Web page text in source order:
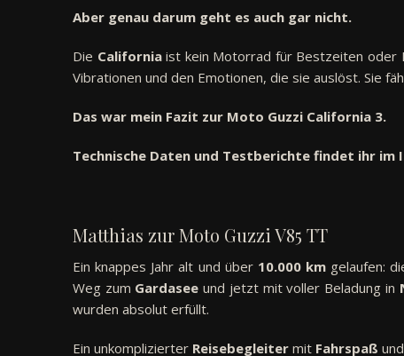
Aber genau darum geht es auch gar nicht.
Die Californiaist kein Motorrad für Bestzeiten oder
Vibrationen und den Emotionen, die sie auslöst. Sie
Das war mein Fazit zur Moto Guzzi California 3.
Technische Daten und Testberichte findet ihr im
Matthias zur Moto Guzzi V85 TT
Ein knappes Jahr alt und über 10.000 km gelaufen:
Weg zum Gardasee und jetzt mit voller Beladung in
wurden absolut erfüllt.
Ein unkomplizierter Reisebegleiter mit Fahrspaß